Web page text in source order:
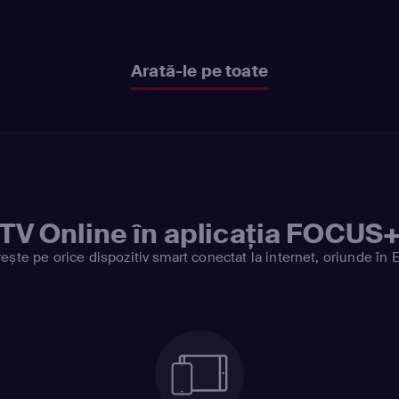
Arată-le pe toate
Online în aplicația FOCUS+
pe orice dispozitiv smart conectat la internet, oriunde în